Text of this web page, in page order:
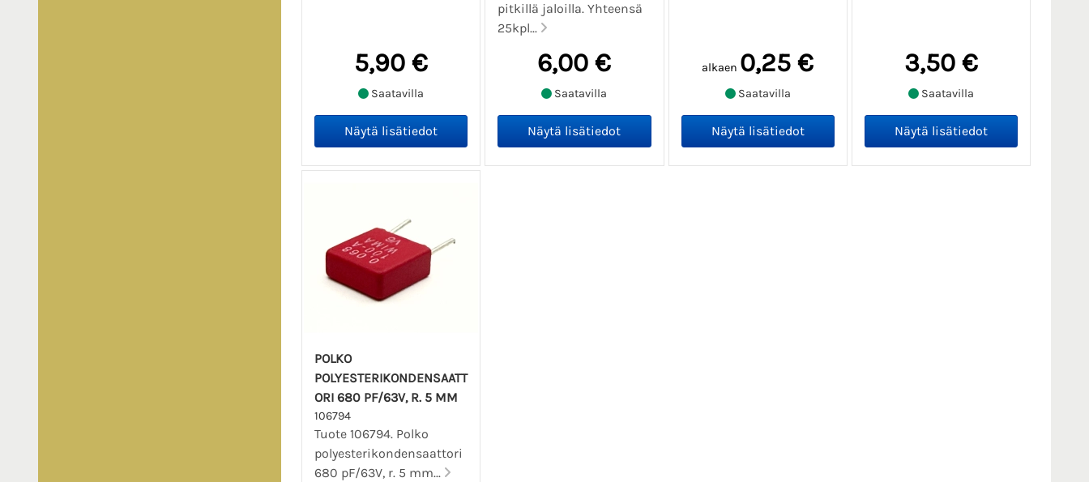
5,90 €
Saatavilla
pitkillä jaloilla. Yhteensä
25kpl...
6,00 €
Saatavilla
alkaen 0,25 €
Saatavilla
3,50 €
Saatavilla
POLKO
POLYESTERIKONDENSAATT
ORI 680 PF/63V, R. 5 MM
106794
Tuote 106794. Polko
polyesterikondensaattori
680 pF/63V, r. 5 mm...